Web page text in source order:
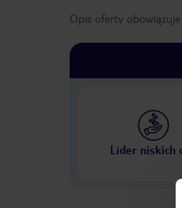
Opis oferty
Lider niskich